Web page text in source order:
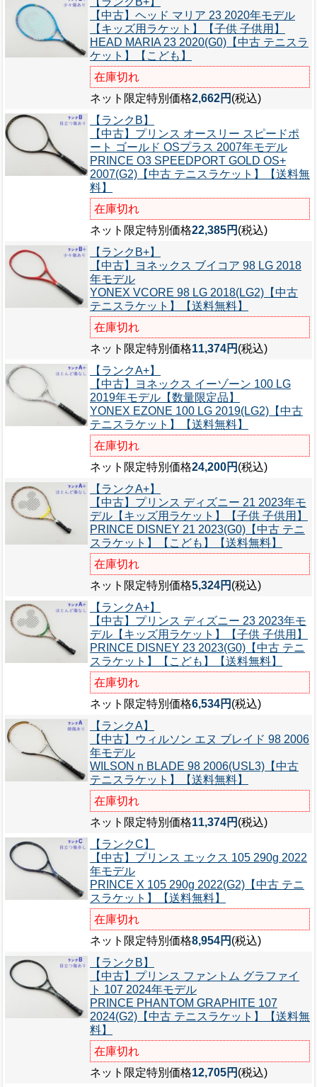
【中古】ヘッド マリア 23 2020年モデル
【キッズ用ラケット】【子供 子供用】
HEAD MARIA 23 2020(G0)【中古 テニスラ
ケット】【こども】
在庫切れ
ネット限定特別価格2,662円 (税込)
【ランクB】
【中古】プリンス オースリー スピードポ
ート ゴールド OSプラス 2007年モデル
PRINCE O3 SPEEDPORT GOLD OS+
2007(G2)【中古 テニスラケット】【送料無
料】
在庫切れ
ネット限定特別価格22,385円 (税込)
【ランクB+】
【中古】ヨネックス ブイコア 98 LG 2018
年モデル
YONEX VCORE 98 LG 2018(LG2)【中古
テニスラケット】【送料無料】
在庫切れ
ネット限定特別価格11,374円 (税込)
【ランクA+】
【中古】ヨネックス イーゾーン 100 LG
2019年モデル【数量限定品】
YONEX EZONE 100 LG 2019(LG2)【中古
テニスラケット】【送料無料】
在庫切れ
ネット限定特別価格24,200円 (税込)
【ランクA+】
【中古】プリンス ディズニー 21 2023年モ
デル【キッズ用ラケット】【子供 子供用】
PRINCE DISNEY 21 2023(G0)【中古 テニ
スラケット】【こども】【送料無料】
在庫切れ
ネット限定特別価格5,324円 (税込)
【ランクA+】
【中古】プリンス ディズニー 23 2023年モ
デル【キッズ用ラケット】【子供 子供用】
PRINCE DISNEY 23 2023(G0)【中古 テニ
スラケット】【こども】【送料無料】
在庫切れ
ネット限定特別価格6,534円 (税込)
【ランクA】
【中古】ウィルソン エヌ ブレイド 98 2006
年モデル
WILSON n BLADE 98 2006(USL3)【中古
テニスラケット】【送料無料】
在庫切れ
ネット限定特別価格11,374円 (税込)
【ランクC】
【中古】プリンス エックス 105 290g 2022
年モデル
PRINCE X 105 290g 2022(G2)【中古 テニ
スラケット】【送料無料】
在庫切れ
ネット限定特別価格8,954円 (税込)
【ランクB】
【中古】プリンス ファントム グラファイ
ト 107 2024年モデル
PRINCE PHANTOM GRAPHITE 107
2024(G2)【中古 テニスラケット】【送料無
料】
在庫切れ
ネット限定特別価格12,705円 (税込)